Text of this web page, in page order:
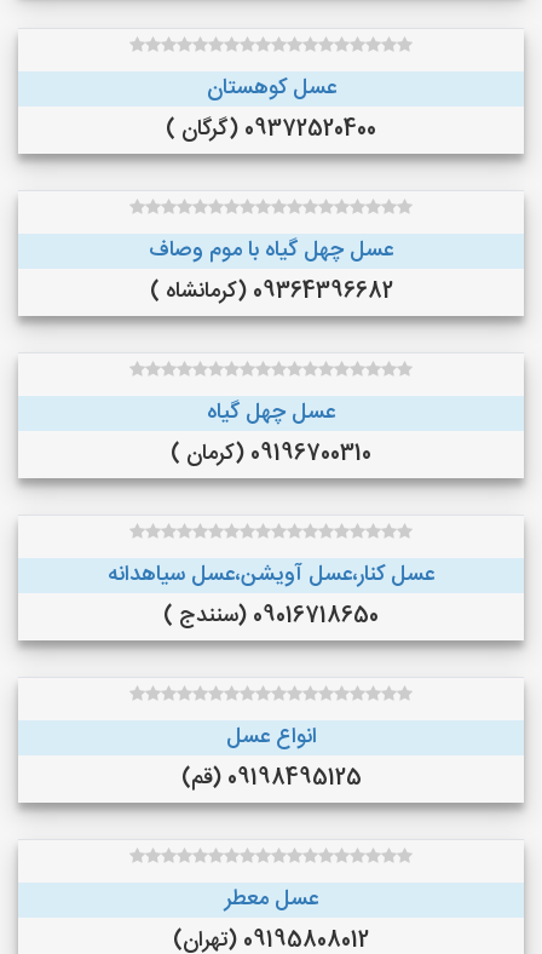
عسل کوهستان
09372520400 (گرگان )
عسل چهل گیاه با موم وصاف
09364396682 (کرمانشاه )
عسل چهل گیاه
09196700310 (کرمان )
عسل کنار،عسل آویشن،عسل سیاهدانه
09016718650 (سنندج )
انواع عسل
09198495125 (قم)
عسل معطر
09195808012 (تهران)